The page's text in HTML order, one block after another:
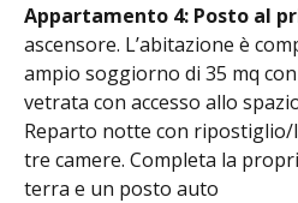
Appartamento 4: Posto al
ascensore. L’abitazione è
ampio soggiorno di 35 mq
vetrata con accesso allo
Reparto notte con ripostiglio/
tre camere. Completa la
terra e un posto auto